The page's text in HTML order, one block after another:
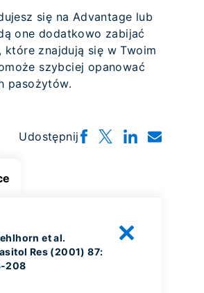
się na Advantage lub
one dodatkowo zabijać
które znajdują się w Twoim
szybciej opanować
pasożytów.
Udostępnij
et al.
Res (2001) 87:
208